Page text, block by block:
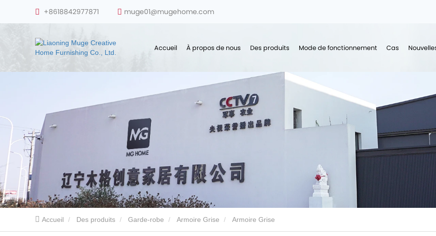
+8618842977871 muge01@mugehome.com
Accueil À propos de nous Des produits Mode de fonctionnement Cas
Accueil Des produits Garde-robe Armoire Grise Armoire Grise